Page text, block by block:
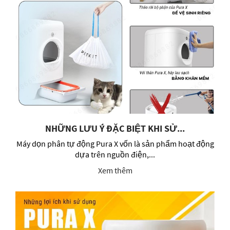
NHỮNG LƯU Ý ĐẶC BIỆT KHI SỬ...
Máy dọn phân tự động Pura X vốn là sản phẩm hoạt động
dựa trên nguồn điện,...
Xem thêm